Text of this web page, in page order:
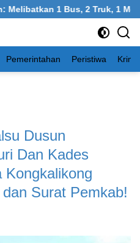
1 Bus, 2 Truk, 1 Mobil, 1
Pemerintahan Peristiwa
Dusun
Dan Kades
Kongkalikong
Surat Pemkab!